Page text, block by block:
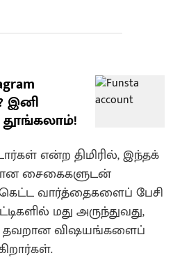
இனி
தூங்கலாம்!
என்ற திமிரில், இந்தக்
சைகைகளுடன்
வார்த்தைகளைப் பேசி
மது அருந்துவது,
தவறான விஷயங்களைப்